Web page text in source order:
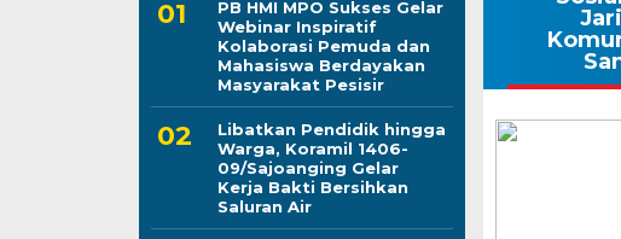
PB HMI MPO Sukses Gelar
Webinar Inspiratif
Kolaborasi Pemuda dan
Mahasiswa Berdayakan
Masyarakat Pesisir
Libatkan Pendidik hingga
Warga, Koramil 1406-
09/Sajoanging Gelar
Kerja Bakti Bersihkan
Saluran Air